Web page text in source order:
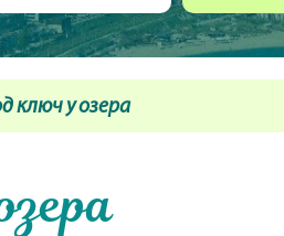
ключ у озера